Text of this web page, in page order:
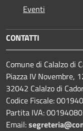
Eventi
CONTATTI
Comune di Calalzo di
Piazza IV Novembre,
32042 Calalzo di
Codice Fiscale:
Partita IVA:
Email: